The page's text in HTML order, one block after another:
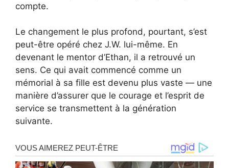
compte.
Le changement le plus profond, pourtant, s’est
peut-être opéré chez J.W. lui-même. En
devenant le mentor d’Ethan, il a retrouvé un
sens. Ce qui avait commencé comme un
mémorial à sa fille est devenu plus vaste — une
manière d’assurer que le courage et l’esprit de
service se transmettent à la génération
suivante.